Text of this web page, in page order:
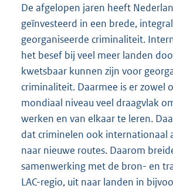
De afgelopen jaren heeft
geïnvesteerd in een brede,
georganiseerde criminaliteit.
het besef bij veel meer landen
kwetsbaar kunnen zijn voor
criminaliteit. Daarmee is er zowel
mondiaal niveau veel draagvlak
werken en van elkaar te leren.
dat criminelen ook internationaal
naar nieuwe routes. Daarom
samenwerking met de bron- en
LAC-regio, uit naar landen in